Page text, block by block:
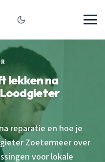
lekken na
reparatie en hoe je
Zoetermeer over
voor lokale